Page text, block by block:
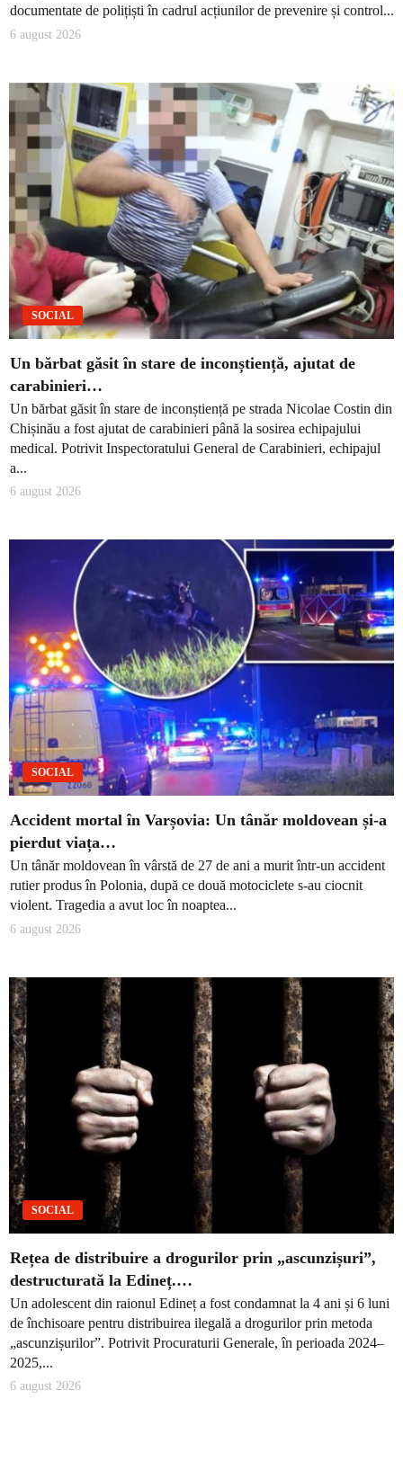
documentate de polițiști în cadrul acțiunilor de prevenire și control...
6 august 2026
SOCIAL
Un bărbat găsit în stare de inconștiență, ajutat de
carabinieri…
Un bărbat găsit în stare de inconștiență pe strada Nicolae Costin din
Chișinău a fost ajutat de carabinieri până la sosirea echipajului
medical. Potrivit Inspectoratului General de Carabinieri, echipajul
a...
6 august 2026
SOCIAL
Accident mortal în Varșovia: Un tânăr moldovean și-a
pierdut viața…
Un tânăr moldovean în vârstă de 27 de ani a murit într-un accident
rutier produs în Polonia, după ce două motociclete s-au ciocnit
violent. Tragedia a avut loc în noaptea...
6 august 2026
SOCIAL
Rețea de distribuire a drogurilor prin „ascunzișuri”,
destructurată la Edineț.…
Un adolescent din raionul Edineț a fost condamnat la 4 ani și 6 luni
de închisoare pentru distribuirea ilegală a drogurilor prin metoda
„ascunzișurilor”. Potrivit Procuraturii Generale, în perioada 2024–
2025,...
6 august 2026